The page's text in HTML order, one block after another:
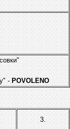
- POVOLENO
3.